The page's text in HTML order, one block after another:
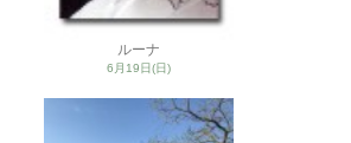
ルーナ
6月19日(日)